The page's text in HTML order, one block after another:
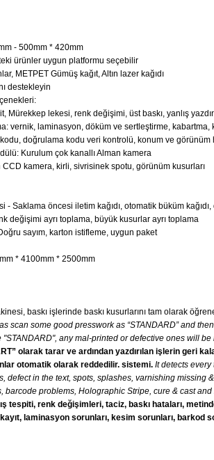
- 500mm * 420mm
ürünler uygun platformu seçebilir
METPET Gümüş kağıt, Altın lazer kağıdı
destekleyin
Mürekkep lekesi, renk değişimi, üst baskı, yanlış
vernik, laminasyon, döküm ve sertleştirme,
doğrulama kodu veri kontrolü, konum ve görünüm
Kurulum çok kanallı Alman kamera
kamera, kirli, sivrisinek spotu, görünüm kusurları
- Saklama öncesi iletim kağıdı, otomatik büküm
değişimi ayrı toplama, büyük kusurlar ayrı toplama
sayım, karton istifleme, uygun paket
* 4100mm * 2500mm
baskı işlerinde baskı kusurlarını tam olarak
scan some good presswork as “STANDARD” and
any mal-printed or defective ones will
olarak tarar ve ardından yazdırılan işlerin geri
otomatik olarak reddedilir. sistemi. It detects
defect in the text, spots, splashes, varnishing
barcode problems, Holographic Stripe, cure & cast
tespiti, renk değişimleri, taciz, baskı hataları,
laminasyon sorunları, kesim sorunları,